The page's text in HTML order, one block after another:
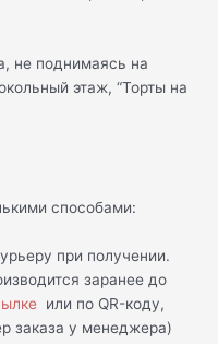
не поднимаясь на
этаж, “Торты на
способами:
при получении.
заранее до
или по QR-коду,
заказа у менеджера)